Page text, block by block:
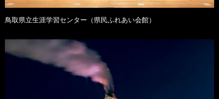
鳥取県立生涯学習センター（県民ふれあい会館）